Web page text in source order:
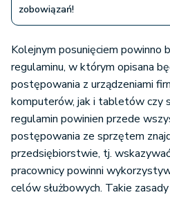
zobowiązań!
Kolejnym posunięciem powinno
regulaminu, w którym opisana
postępowania z urządzeniami
komputerów, jak i tabletów czy
regulamin powinien przede
postępowania ze sprzętem
przedsiębiorstwie, tj.
pracownicy powinni
celów służbowych. Takie